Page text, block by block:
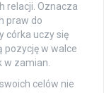
relacji. Oznacza
praw do
córka uczy się
pozycję w walce
w zamian.
swoich celów nie